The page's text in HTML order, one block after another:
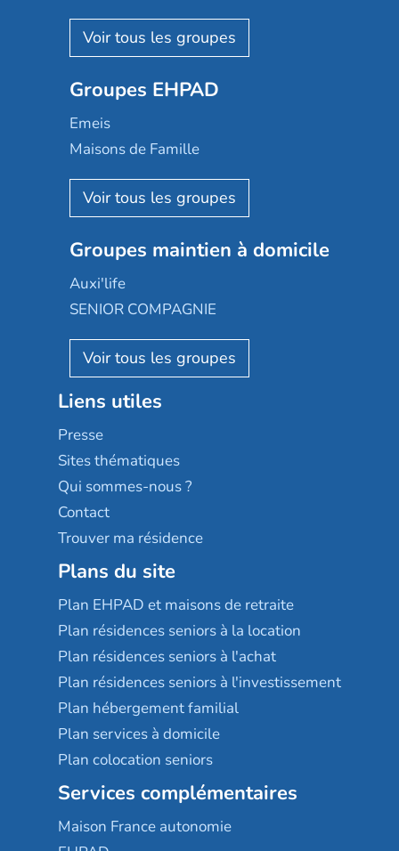
Nohée
Les Résidentiels
Mobicap
Domusvi
Happy Senior
Aquarelia
Nexity edenea
Les jardins d'Arcadie
Occitalia
Appartseniors
Reseda
Stella management
Les villages d'or
Sérénys
Résidences services Villa Médicis
Groupes EHPAD
Emeis
Maisons de Famille
Korian
Emera
Groupe SOS
Le Noble Âge
Almage
Résidalya
Groupe aplus
Groupes maintien à domicile
Auxi'life
SENIOR COMPAGNIE
AGE D'OR Services
Liens utiles
Presse
Sites thématiques
Qui sommes-nous ?
Contact
Trouver ma résidence
Plans du site
Plan EHPAD et maisons de retraite
Plan résidences seniors à la location
Plan résidences seniors à l'achat
Plan résidences seniors à l'investissement
Plan hébergement familial
Plan services à domicile
Plan colocation seniors
Services complémentaires
Maison France autonomie